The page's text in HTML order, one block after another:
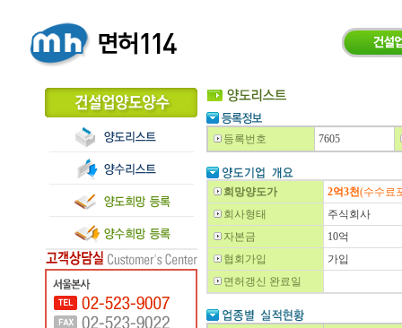
등록번호 7605
희망양도가 2억3천(수수료
회사형태
주식회사
자본금
10억
협회가입
가입
면허갱신 완료일